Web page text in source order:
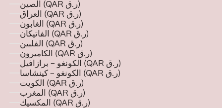
الصين (QAR ر.ق)
العراق (QAR ر.ق)
الغابون (QAR ر.ق)
الفاتيكان (QAR ر.ق)
الفلبين (QAR ر.ق)
الكاميرون (QAR ر.ق)
الكونغو - برازافيل (QAR ر.ق)
الكونغو - كينشاسا (QAR ر.ق)
الكويت (QAR ر.ق)
المغرب (QAR ر.ق)
المكسيك (QAR ر.ق)